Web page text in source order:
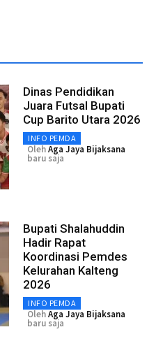
Dinas Pendidikan
Juara Futsal Bupati
Cup Barito Utara 2026
INFO PEMDA
OlehAga Jaya Bijaksana
baru saja
Bupati Shalahuddin
Hadir Rapat
Koordinasi Pemdes
Kelurahan Kalteng
2026
INFO PEMDA
OlehAga Jaya Bijaksana
baru saja